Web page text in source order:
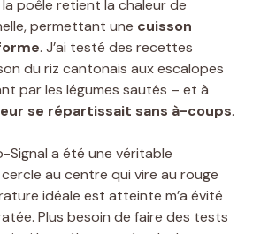
poêle retient la chaleur de
permettant une cuisson
. J’ai testé des recettes
du riz cantonais aux escalopes
par les légumes sautés – et à
se répartissait sans à-coups.
Signal a été une véritable
au centre qui vire au rouge
idéale est atteinte m’a évité
Plus besoin de faire des tests